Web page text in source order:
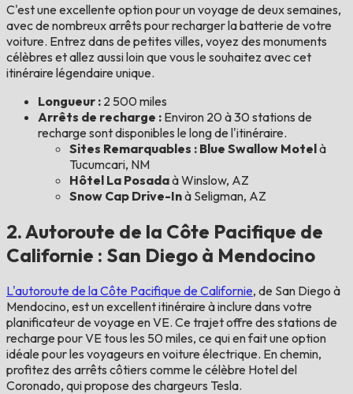
C'est une excellente option pour un voyage de deux semaines,
avec de nombreux arrêts pour recharger la batterie de votre
voiture. Entrez dans de petites villes, voyez des monuments
célèbres et allez aussi loin que vous le souhaitez avec cet
itinéraire légendaire unique.
Longueur : 2 500 miles
Arrêts de recharge : Environ 20 à 30 stations de
recharge sont disponibles le long de l'itinéraire.
Sites Remarquables : Blue Swallow Motelà
Tucumcari, NM
Hôtel La Posadaà Winslow, AZ
Snow Cap Drive-Inà Seligman, AZ
2. Autoroute de la Côte Pacifique de
Californie : San Diego à Mendocino
L'autoroute de la Côte Pacifique de Californie, de San Diego à
Mendocino, est un excellent itinéraire à inclure dans votre
planificateur de voyage en VE. Ce trajet offre des stations de
recharge pour VE tous les 50 miles, ce qui en fait une option
idéale pour les voyageurs en voiture électrique. En chemin,
profitez des arrêts côtiers comme le célèbre Hotel del
Coronado, qui propose des chargeurs Tesla.